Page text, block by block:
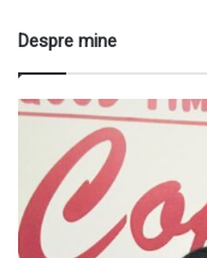
Despre mine